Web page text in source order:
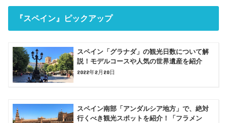
『スペイン』ピックアップ
スペイン「グラナダ」の観光日数について解
説！モデルコースや人気の世界遺産を紹介
2022年2月20日
スペイン南部「アンダルシア地方」で、絶対
行くべき観光スポットを紹介！「フラメン